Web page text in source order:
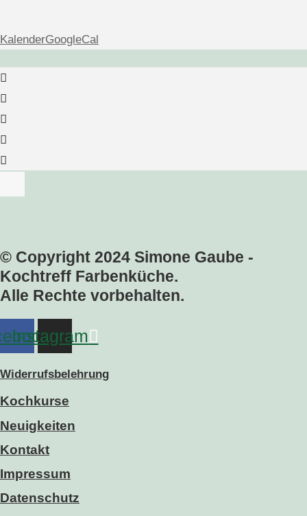
KalenderGoogleCal
© Copyright 2024 Simone Gaube -
Kochtreff Farbenküche.
Alle Rechte vorbehalten.
Instagram
Widerrufsbelehrung
Kochkurse
Neuigkeiten
Kontakt
Impressum
Datenschutz